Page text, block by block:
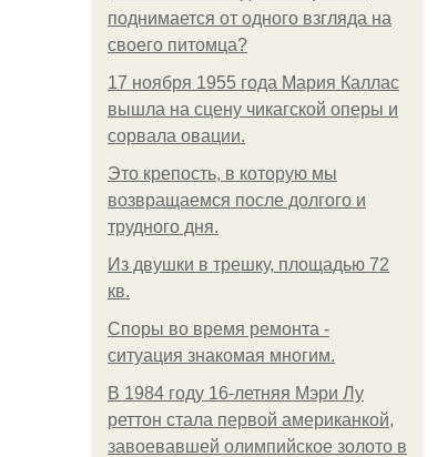
поднимается от одного взгляда на
своего питомца?
17 ноября 1955 года Мария Каллас
вышла на сцену чикагской оперы и
сорвала овации.
Это крепость, в которую мы
возвращаемся после долгого и
трудного дня.
Из двушки в трешку, площадью 72
кв.
Споры во время ремонта -
ситуация знакомая многим.
В 1984 году 16-летняя Мэри Лу
реттон стала первой американкой,
завоевавшей олимпийское золото в